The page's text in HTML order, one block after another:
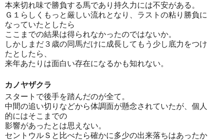
本来切れ味で勝負する馬であり持久力には不安がある。
Ｇ１らしくもっと厳しい流れとなり、ラストの粘り勝負に
なっていたとしたら
ここまでの結果は得られなかったのではないか。
しかしまだ３歳の同馬だけに成長してもう少し底力をつけ
たとしたら、
来年あたりは面白い存在になるかも知れない。
カノヤザクラ
スタートで後手を踏んだのが全て。
中間の追い切りなどから体調面が懸念されていたが、個人
的にはそこまでの
影響があったとは思えない。
セントウルＳと比べたら確かに多少の出来落ちはあったか